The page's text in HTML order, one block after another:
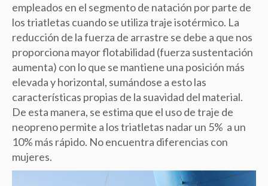
empleados en el segmento de natación por parte de
los triatletas cuando se utiliza traje isotérmico. La
reducción de la fuerza de arrastre se debe a que nos
proporciona mayor flotabilidad (fuerza sustentación
aumenta) con lo que se mantiene una posición más
elevada y horizontal, sumándose a esto las
características propias de la suavidad del material.
De esta manera, se estima que el uso de traje de
neopreno permite a los triatletas nadar un 5% a un
10% más rápido. No encuentra diferencias con
mujeres.